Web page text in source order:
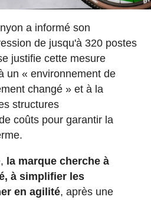
a informé son
de jusqu'à 320 postes
justifie cette mesure
un « environnement de
changé » et à la
structures
coûts pour garantir la
la marque cherche à
à simplifier les
en agilité, après une